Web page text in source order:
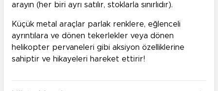
arayın (her biri ayrı satılır, stoklarla sınırlıdır).
Küçük metal araçlar parlak renklere, eğlenceli
ayrıntılara ve dönen tekerlekler veya dönen
helikopter pervaneleri gibi aksiyon özelliklerine
sahiptir ve hikayeleri hareket ettirir!